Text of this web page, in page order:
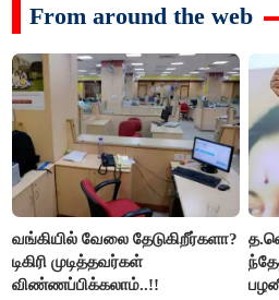
From around the web
வங்கியில் வேலை தேடுகிறீர்களா?
டிகிரி முடித்தவர்கள்
விண்ணப்பிக்கலாம்..!!